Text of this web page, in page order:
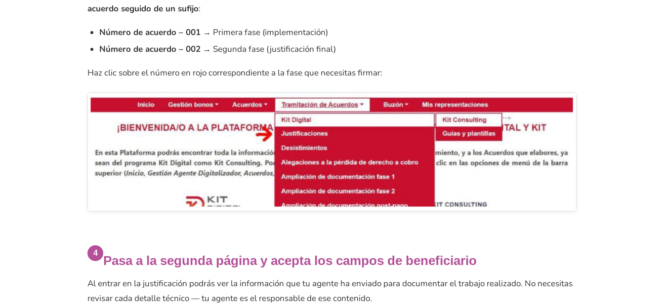
acuerdo seguido de un sufijo:
Número de acuerdo – 001 → Primera fase (implementación)
Número de acuerdo – 002 → Segunda fase (justificación final)
Haz clic sobre el número en rojo correspondiente a la fase que necesitas firmar:
4 Pasa a la segunda página y acepta los campos de beneficiario
Al entrar en la justificación podrás ver la información que tu agente ha enviado para documentar el trabajo realizado. No necesitas
revisar cada detalle técnico — tu agente es el responsable de ese contenido.